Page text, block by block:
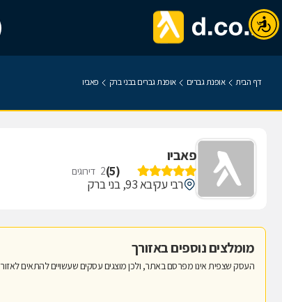
דף הבית אופנת גברים אופנת גברים בבני ברק פאביו
פאביו
(
5
)
2 דירוגים
רבי עקיבא 93, בני ברק
מומלצים נוספים באזורך
העסק שצפית אינו מפרסם באתר, ולכן מוצגים עסקים שעשויים להתאים לאזור